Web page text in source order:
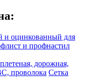
и оцинкованный для
и профнастил
дорожная,
проволока Сетка